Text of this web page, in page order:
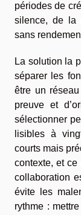
périodes de
silence, de la
sans
La solution la
séparer les
être un
preuve et
sélectionner
lisibles à
courts mais
contexte, et
collaboration
évite les
rythme :